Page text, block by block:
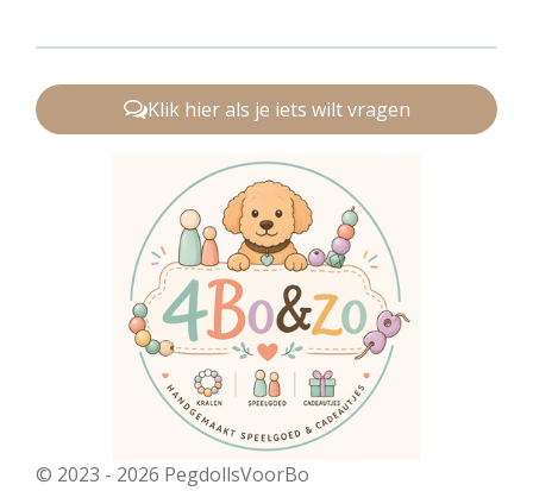
Klik hier als je iets wilt vragen
© 2023 - 2026 PegdollsVoorBo